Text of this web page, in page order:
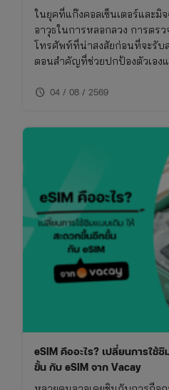
ในยุคที่แก๊งคอลเซ็นเตอร์และมิ
อาวุธในการหลอกลวง การตร
โทรศัพท์ที่น่าสงสัยก่อนที่จะรับ
ตอนสำคัญที่ช่วยปกป้องตัวเอง
ต้องและใช้เครื่องมือที่เหมาะส
schedule 04 / 08 / 2569
eSIM คืออะไร? เปลี่ยนการใช้
ขั้น กับ eSIM จาก Vacay